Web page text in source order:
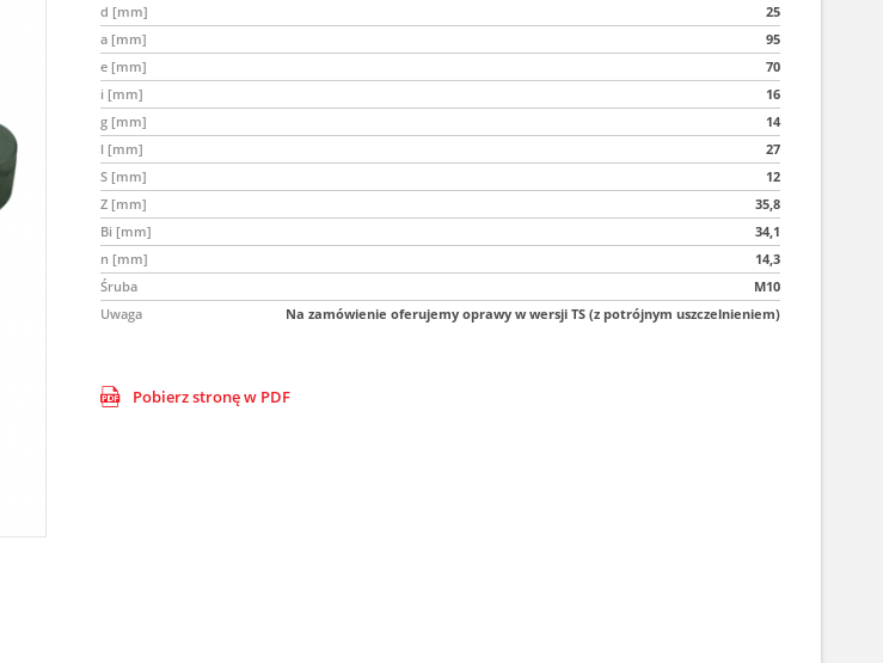
d [mm]
25
a [mm]
95
e [mm]
70
i [mm]
16
g [mm]
14
l [mm]
27
S [mm]
12
Z [mm]
35,8
Bi [mm]
34,1
n [mm]
14,3
Śruba
M10
Uwaga
Na zamówienie oferujemy oprawy w wersji TS (z potrójnym uszczelnieniem)
Pobierz stronę w PDF